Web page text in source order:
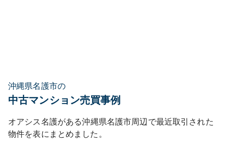
沖縄県名護市の
中古マンション売買事例
オアシス名護がある沖縄県名護市周辺で最近取引された
物件を表にまとめました。